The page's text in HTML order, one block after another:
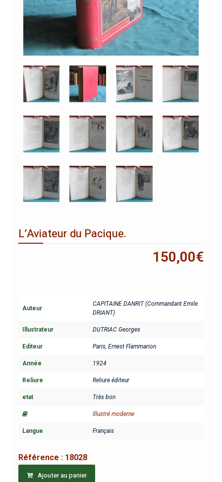
L’Aviateur du Pacique.
150,00€
Auteur
CAPITAINE DANRIT (Commandant Emile
DRIANT)
Illustrateur DUTRIAC Georges
Editeur Paris, Ernest Flammarion
Année 1924
Reliure Reliure éditeur
etat Très bon
Illustré moderne
Langue Français
Référence : 18028
Ajouter au panier